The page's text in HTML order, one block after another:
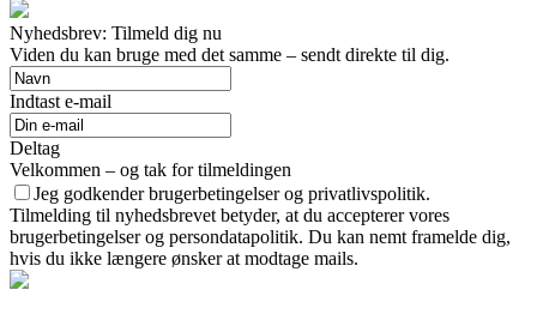
Nyhedsbrev: Tilmeld dig nu
Viden du kan bruge med det samme – sendt direkte til dig.
Indtast e-mail
Deltag
Velkommen – og tak for tilmeldingen
Jeg godkender brugerbetingelser og privatlivspolitik.
Tilmelding til nyhedsbrevet betyder, at du accepterer vores
brugerbetingelser og persondatapolitik. Du kan nemt framelde dig,
hvis du ikke længere ønsker at modtage mails.